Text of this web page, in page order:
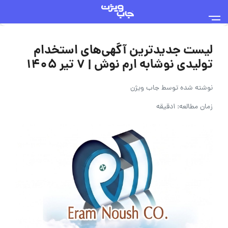
لیست جدیدترین آگهی‌های استخدام
تولیدی نوشابه ارم نوش | ۷ تیر ۱۴۰۵
نوشته شده توسطجاب ویژن
زمان مطالعه: 1دقیقه